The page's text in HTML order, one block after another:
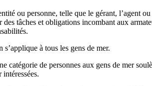
ou personne, telle que le gérant, l’agent
tâches et obligations incombant aux
à tous les gens de mer.
catégorie de personnes aux gens de mer